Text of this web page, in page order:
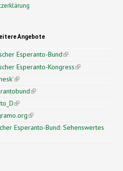
Angebote
Esperanto-Bund(link is
external)
Esperanto-Kongress(link is
(link is external)
(link is external)
(link is external)
(link is external)
Esperanto-Bund: Sehenswertes